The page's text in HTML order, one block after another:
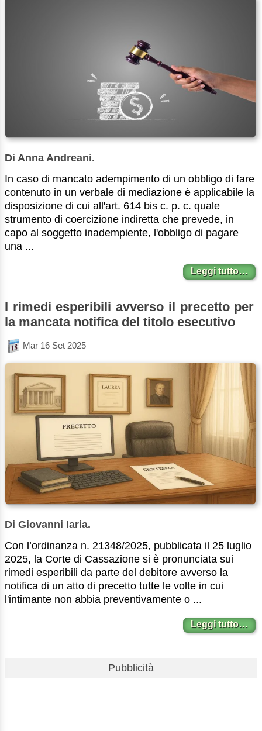
Di Anna Andreani.
In caso di mancato adempimento di un obbligo di fare
contenuto in un verbale di mediazione è applicabile la
disposizione di cui all'art. 614 bis c. p. c. quale
strumento di coercizione indiretta che prevede, in
capo al soggetto inadempiente, l'obbligo di pagare
una ...
Leggi tutto…
I rimedi esperibili avverso il precetto per
la mancata notifica del titolo esecutivo
Mar 16 Set 2025
Di Giovanni Iaria.
Con l’ordinanza n. 21348/2025, pubblicata il 25 luglio
2025, la Corte di Cassazione si è pronunciata sui
rimedi esperibili da parte del debitore avverso la
notifica di un atto di precetto tutte le volte in cui
l'intimante non abbia preventivamente o ...
Leggi tutto…
Pubblicità